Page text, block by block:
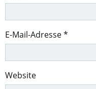
E-Mail-Adresse*
Website